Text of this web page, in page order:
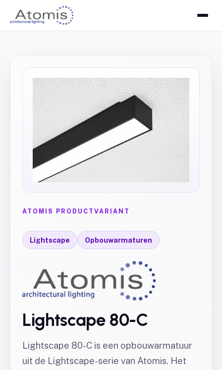
ATOMIS PRODUCTVARIANT
Lightscape Opbouwarmaturen
Lightscape 80-C
Lightscape 80-C is een opbouwarmatuur
uit de Lightscape-serie van Atomis. Het